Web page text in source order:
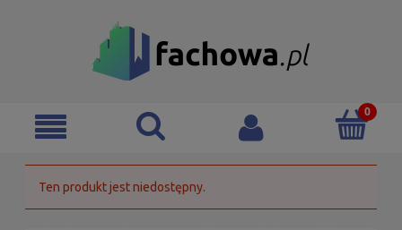
Ten produkt jest niedostępny.